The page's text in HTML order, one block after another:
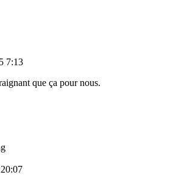
7:13
que ça pour nous.